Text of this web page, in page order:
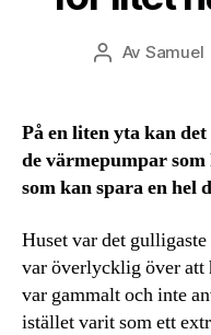
Av Samuel
På en liten yta kan
de värmepumpar
som kan spara en hel
Huset var det
var överlycklig över att
var gammalt och inte
istället varit som ett